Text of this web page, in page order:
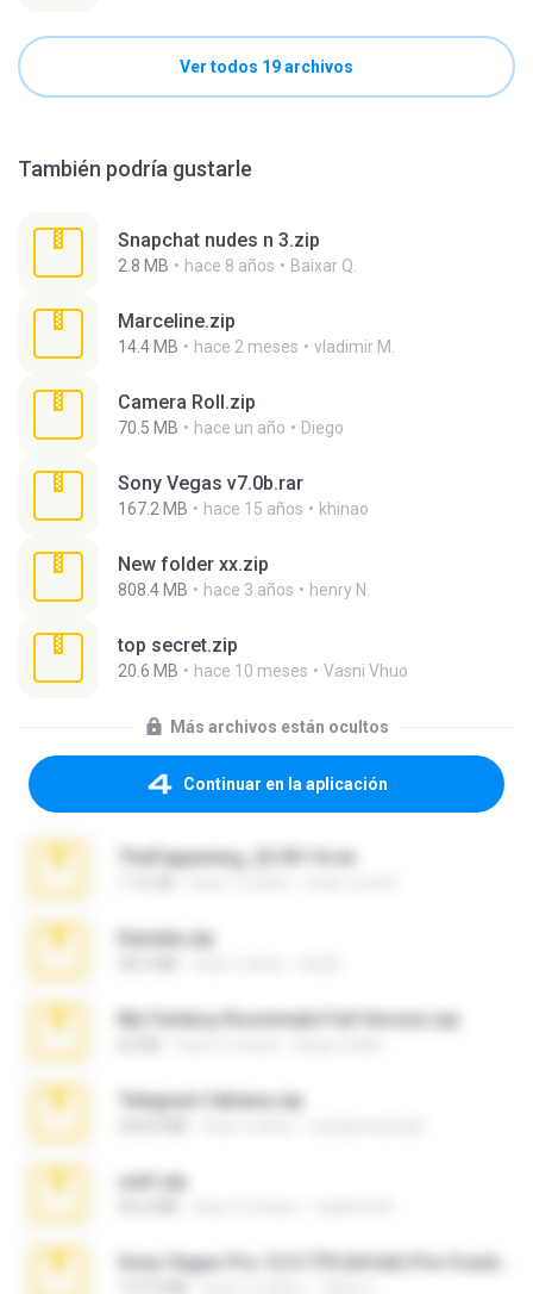
Ver todos 19 archivos
También podría gustarle
Snapchat nudes n 3.zip
2.8 MB hace 8 años Baixar Q.
Marceline.zip
14.4 MB hace 2 meses vladimir M.
Camera Roll.zip
70.5 MB hace un año Diego
Sony Vegas v7.0b.rar
167.2 MB hace 15 años khinao
New folder xx.zip
808.4 MB hace 3 años henry N.
top secret.zip
20.6 MB hace 10 meses Vasni Vhuo
Más archivos están ocultos
Continuar en la aplicación
TheFappening_22.09.14.rar
Daniela.zip
My Femboy Roommate Full Version.zip
Telegram fabiana.zip
ouh!.zip